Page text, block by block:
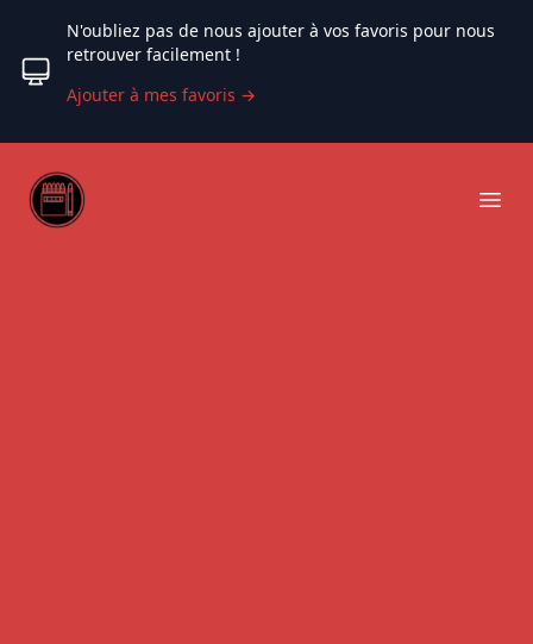
N'oubliez pas de nous ajouter à vos favoris pour nous
retrouver facilement !
Ajouter à mes favoris →
Web coloriage